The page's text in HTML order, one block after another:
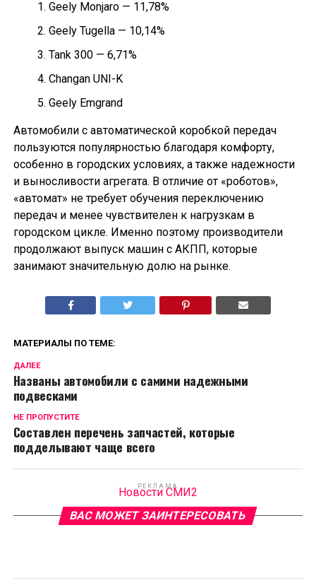
Geely Monjaro — 11,78%
Geely Tugella — 10,14%
Tank 300 — 6,71%
Changan UNI-K
Geely Emgrand
Автомобили с автоматической коробкой передач
пользуются популярностью благодаря комфорту,
особенно в городских условиях, а также надежности
и выносливости агрегата. В отличие от «роботов»,
«автомат» не требует обучения переключению
передач и менее чувствителен к нагрузкам в
городском цикле. Именно поэтому производители
продолжают выпуск машин с АКПП, которые
занимают значительную долю на рынке.
МАТЕРИАЛЫ ПО ТЕМЕ:
ДАЛЕЕ
Названы автомобили с самими надежными
подвесками
НЕ ПРОПУСТИТЕ
Составлен перечень запчастей, которые
подделывают чаще всего
РЕКЛАМА
Новости СМИ2
ВАС МОЖЕТ ЗАИНТЕРЕСОВАТЬ